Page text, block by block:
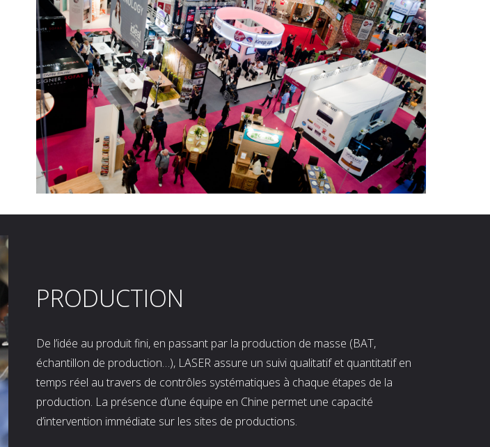
PRODUCTION
De l’idée au produit fini, en passant par la production de masse (BAT,
échantillon de production…), LASER assure un suivi qualitatif et quantitatif en
temps réel au travers de contrôles systématiques à chaque étapes de la
production. La présence d’une équipe en Chine permet une capacité
d’intervention immédiate sur les sites de productions.